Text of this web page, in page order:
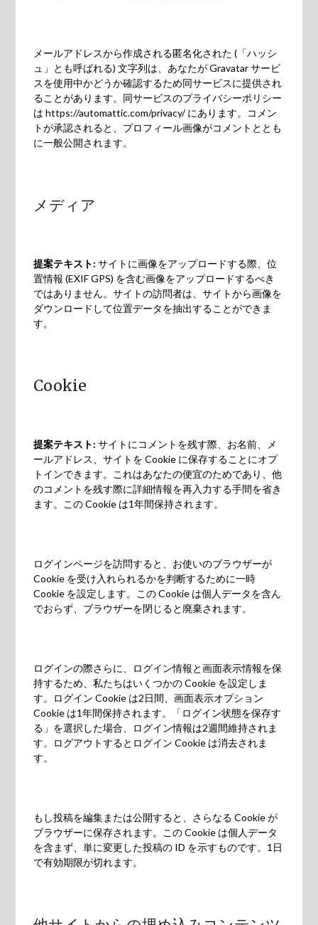
メールアドレスから作成される匿名化された (「ハッシ
ュ」とも呼ばれる) 文字列は、あなたが Gravatar サービ
スを使用中かどうか確認するため同サービスに提供され
ることがあります。同サービスのプライバシーポリシー
は https://automattic.com/privacy/ にあります。コメン
トが承認されると、プロフィール画像がコメントととも
に一般公開されます。
メディア
提案テキスト:サイトに画像をアップロードする際、位
置情報 (EXIF GPS) を含む画像をアップロードするべき
ではありません。サイトの訪問者は、サイトから画像を
ダウンロードして位置データを抽出することができま
す。
Cookie
提案テキスト:サイトにコメントを残す際、お名前、メ
ールアドレス、サイトを Cookie に保存することにオプ
トインできます。これはあなたの便宜のためであり、他
のコメントを残す際に詳細情報を再入力する手間を省き
ます。この Cookie は1年間保持されます。
ログインページを訪問すると、お使いのブラウザーが
Cookie を受け入れられるかを判断するために一時
Cookie を設定します。この Cookie は個人データを含ん
でおらず、ブラウザーを閉じると廃棄されます。
ログインの際さらに、ログイン情報と画面表示情報を保
持するため、私たちはいくつかの Cookie を設定しま
す。ログイン Cookie は2日間、画面表示オプション
Cookie は1年間保持されます。「ログイン状態を保存す
る」を選択した場合、ログイン情報は2週間維持されま
す。ログアウトするとログイン Cookie は消去されま
す。
もし投稿を編集または公開すると、さらなる Cookie が
ブラウザーに保存されます。この Cookie は個人データ
を含まず、単に変更した投稿の ID を示すものです。1日
で有効期限が切れます。